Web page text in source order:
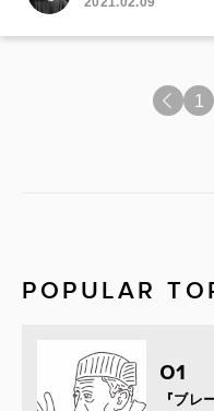
< 1
POPULAR
『ブレ